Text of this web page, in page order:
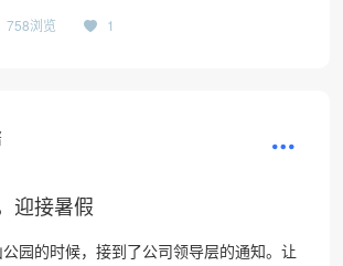
758浏览 1
迎接暑假
园的时候，接到了公司领导层的通知。让